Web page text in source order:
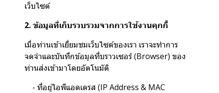
เว็บไซต์
2. ข้อมูลที่เก็บรวบรวมจากการใช้งานคุกกี้
เมื่อท่านเข้าเยี่ยมชมเว็บไซต์ของเรา เราจะทำการ
จดจำและบันทึกข้อมูลที่บราวเซอร์ (Browser) ของ
ท่านส่งเข้ามาโดยอัตโนมัติ
- ที่อยู่ไอพีแอดเดรส (IP Address & MAC